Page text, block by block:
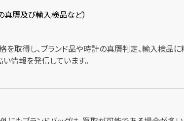
真贋及び輸入検品など）
取得し、ブランド品や時計の真贋判定、輸入検品に
情報を発信しています。